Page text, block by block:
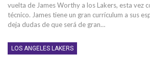
vuelta de James Worthy a los Lakers, esta vez
técnico. James tiene un gran currículum a sus
deja dudas de que será de gran…
LOS ANGELES LAKERS